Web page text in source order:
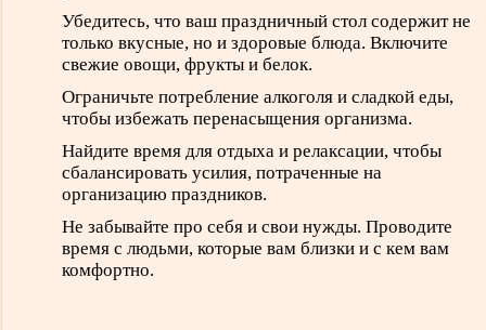
Убедитесь, что ваш праздничный стол содержит не
только вкусные, но и здоровые блюда. Включите
свежие овощи, фрукты и белок.
Ограничьте потребление алкоголя и сладкой еды,
чтобы избежать перенасыщения организма.
Найдите время для отдыха и релаксации, чтобы
сбалансировать усилия, потраченные на
организацию праздников.
Не забывайте про себя и свои нужды. Проводите
время с людьми, которые вам близки и с кем вам
комфортно.